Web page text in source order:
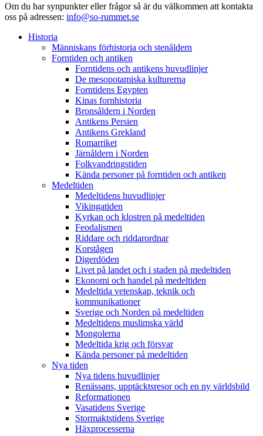
Om du har synpunkter eller frågor så är du välkommen att kontakta
oss på adressen: info@so-rummet.se
Historia
Människans förhistoria och stenåldern
Forntiden och antiken
Forntidens och antikens huvudlinjer
De mesopotamiska kulturerna
Forntidens Egypten
Kinas fornhistoria
Bronsåldern i Norden
Antikens Persien
Antikens Grekland
Romarriket
Järnåldern i Norden
Folkvandringstiden
Kända personer på forntiden och antiken
Medeltiden
Medeltidens huvudlinjer
Vikingatiden
Kyrkan och klostren på medeltiden
Feodalismen
Riddare och riddarordnar
Korstågen
Digerdöden
Livet på landet och i staden på medeltiden
Ekonomi och handel på medeltiden
Medeltida vetenskap, teknik och
kommunikationer
Sverige och Norden på medeltiden
Medeltidens muslimska värld
Mongolerna
Medeltida krig och försvar
Kända personer på medeltiden
Nya tiden
Nya tidens huvudlinjer
Renässans, upptäcktsresor och en ny världsbild
Reformationen
Vasatidens Sverige
Stormaktstidens Sverige
Häxprocesserna